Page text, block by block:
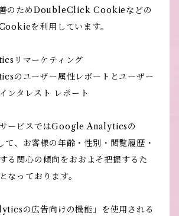
善のためDoubleClick Cookieなどの
を利用しています。
リマーケティング
のユーザー属性レポートとユーザー
ンタレスト レポート
サービスではGoogle Analyticsの
、お客様の年齢・性別・閲覧履歴・
る関心の傾向をおおよそ把握するた
なっております。
の広告向けの機能」を使用される